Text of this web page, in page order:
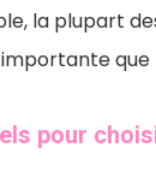
la plupart
que
pour